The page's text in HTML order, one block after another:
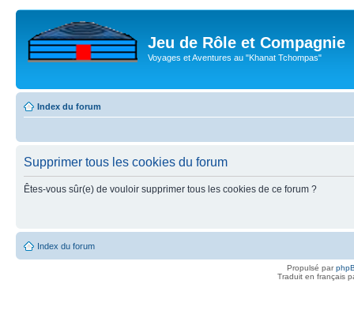
Jeu de Rôle et Compagnie
Voyages et Aventures au "Khanat Tchompas"
Index du forum
Supprimer tous les cookies du forum
Êtes-vous sûr(e) de vouloir supprimer tous les cookies de ce forum ?
Index du forum
Propulsé par
Traduit en français